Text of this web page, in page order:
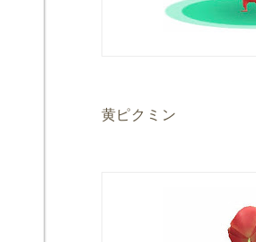
黄ピクミン